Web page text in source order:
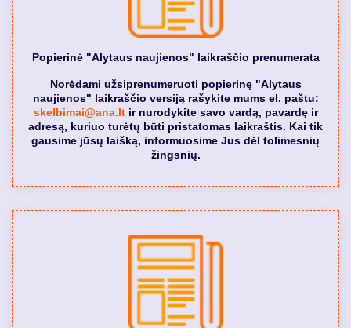
Popierinė "Alytaus naujienos" laikraščio prenumerata
Norėdami užsiprenumeruoti popierinę "Alytaus
naujienos" laikraščio versiją rašykite mums el. paštu:
skelbimai@ana.ltir nurodykite savo vardą, pavardę ir
adresą, kuriuo turėtų būti pristatomas laikraštis. Kai tik
gausime jūsų laišką, informuosime Jus dėl tolimesnių
žingsnių.